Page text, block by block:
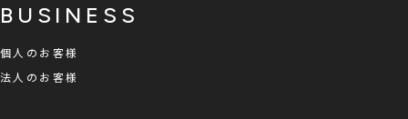
BUSINESS
個人のお客様
法人のお客様